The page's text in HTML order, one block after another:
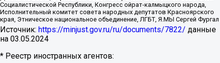
Социалистической Республики, Конгресс ойрат-калмыцкого народа,
Исполнительный комитет совета народных депутатов Красноярского
края, Этническое национальное объединение, ЛГБТ, Я.МЫ Сергей Фургал
Источник: https://minjust.gov.ru/ru/documents/7822/ данные
на 03.05.2024
* Реестр иностранных агентов: